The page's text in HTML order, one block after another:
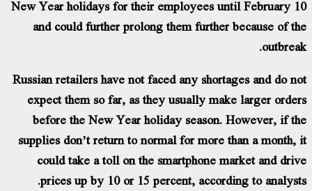
New Year holidays for their employees
and could further prolong them further
Russian retailers have not faced any
expect them so far, as they usually
before the New Year holiday season.
supplies don’t return to normal for more
could take a toll on the smartphone
prices up by 10 or 15 percent,